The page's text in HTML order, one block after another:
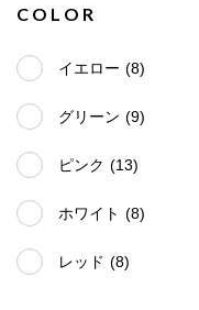
COLOR
イエロー (8)
グリーン (9)
ピンク (13)
ホワイト (8)
レッド (8)